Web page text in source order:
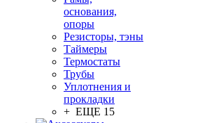
основания,
опоры
Резисторы, тэны
Таймеры
Термостаты
Трубы
Уплотнения и
прокладки
+ ЕЩЕ 15